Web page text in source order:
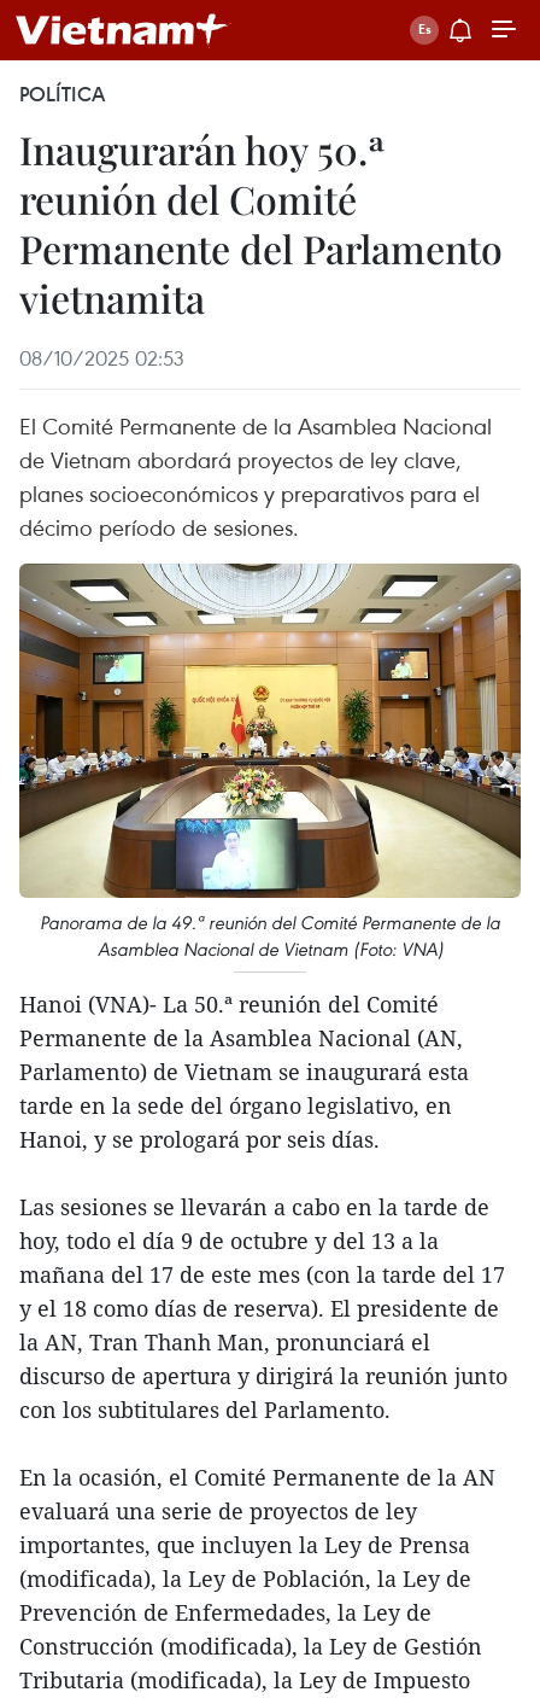
POLÍTICA
Inaugurarán hoy 50.ª
reunión del Comité
Permanente del Parlamento
vietnamita
08/10/2025 02:53
El Comité Permanente de la Asamblea Nacional
de Vietnam abordará proyectos de ley clave,
planes socioeconómicos y preparativos para el
décimo período de sesiones.
Panorama de la 49.ª reunión del Comité Permanente de la
Asamblea Nacional de Vietnam (Foto: VNA)
Hanoi (VNA)- La 50.ª reunión del Comité
Permanente de la Asamblea Nacional (AN,
Parlamento) de Vietnam se inaugurará esta
tarde en la sede del órgano legislativo, en
Hanoi, y se prologará por seis días.
Las sesiones se llevarán a cabo en la tarde de
hoy, todo el día 9 de octubre y del 13 a la
mañana del 17 de este mes (con la tarde del 17
y el 18 como días de reserva). El presidente de
la AN, Tran Thanh Man, pronunciará el
discurso de apertura y dirigirá la reunión junto
con los subtitulares del Parlamento.
En la ocasión, el Comité Permanente de la AN
evaluará una serie de proyectos de ley
importantes, que incluyen la Ley de Prensa
(modificada), la Ley de Población, la Ley de
Prevención de Enfermedades, la Ley de
Construcción (modificada), la Ley de Gestión
Tributaria (modificada), la Ley de Impuesto